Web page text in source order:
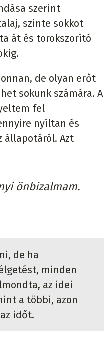
szerint
szinte sokkot
át és torokszorító
de olyan erőt
sokunk számára. A
fel
nyíltan és
állapotáról. Azt
önbizalmam.
de ha
minden
az idei
a többi, azon
időt.